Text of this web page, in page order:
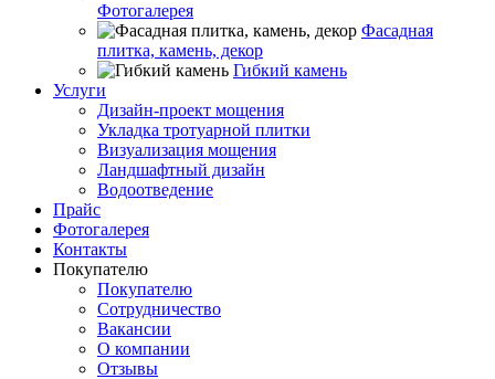
Фотогалерея
Фасадная
плитка, камень, декор
Гибкий камень
Услуги
Дизайн-проект мощения
Укладка тротуарной плитки
Визуализация мощения
Ландшафтный дизайн
Водоотведение
Прайс
Фотогалерея
Контакты
Покупателю
Покупателю
Сотрудничество
Вакансии
О компании
Отзывы